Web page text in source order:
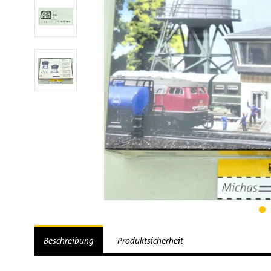
Beschreibung Produktsicherheit